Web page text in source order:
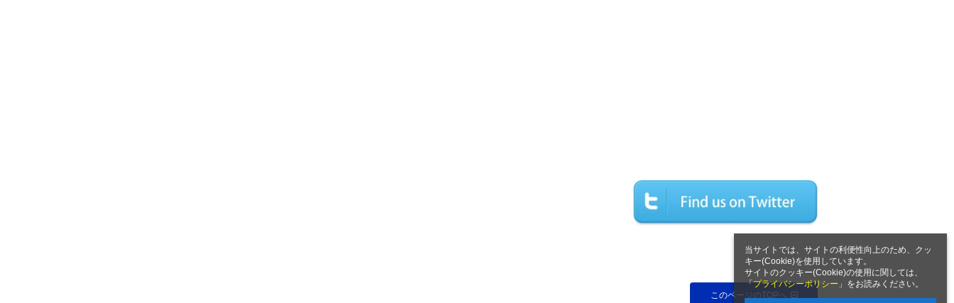
当サイトでは、サイトの利便性向上のため、クッ
キー(Cookie)を使用しています。
サイトのクッキー(Cookie)の使用に関しては、
「プライバシーポリシー 」をお読みください。
このページのTOPへ